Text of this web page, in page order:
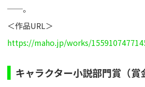
──。
＜作品URL＞
https://maho.jp/works/
キャラクター小説部門賞（賞